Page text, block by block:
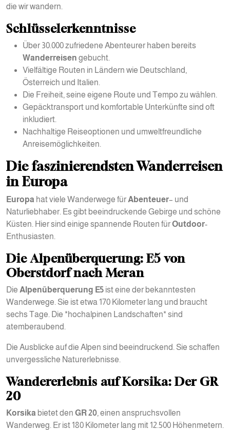
die wir wandern.
Schlüsselerkenntnisse
Über 30.000 zufriedene Abenteurer haben bereits
Wanderreisen gebucht.
Vielfältige Routen in Ländern wie Deutschland,
Österreich und Italien.
Die Freiheit, seine eigene Route und Tempo zu wählen.
Gepäcktransport und komfortable Unterkünfte sind oft
inkludiert.
Nachhaltige Reiseoptionen und umweltfreundliche
Anreisemöglichkeiten.
Die faszinierendsten Wanderreisen
in Europa
Europa hat viele Wanderwege für Abenteuer– und
Naturliebhaber. Es gibt beeindruckende Gebirge und schöne
Küsten. Hier sind einige spannende Routen fürOutdoor-
Enthusiasten.
Die Alpenüberquerung: E5 von
Oberstdorf nach Meran
Die Alpenüberquerung E5 ist eine der bekanntesten
Wanderwege. Sie ist etwa 170 Kilometer lang und braucht
sechs Tage. Die *hochalpinen Landschaften* sind
atemberaubend.
Die Ausblicke auf die Alpen sind beeindruckend. Sie schaffen
unvergessliche Naturerlebnisse.
Wandererlebnis auf Korsika: Der GR
20
Korsika bietet den GR 20, einen anspruchsvollen
Wanderweg. Er ist 180 Kilometer lang mit 12.500 Höhenmetern.